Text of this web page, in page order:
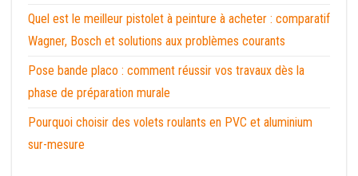
Quel est le meilleur pistolet à peinture à acheter : comparatif
Wagner, Bosch et solutions aux problèmes courants
Pose bande placo : comment réussir vos travaux dès la
phase de préparation murale
Pourquoi choisir des volets roulants en PVC et aluminium
sur-mesure